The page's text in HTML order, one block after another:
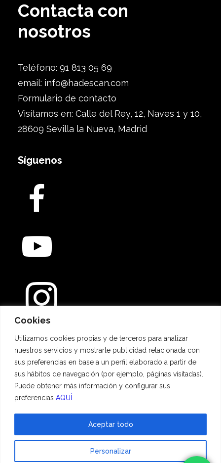
Cookies
Utilizamos cookies propias y de terceros para analizar
nuestros servicios y mostrarle publicidad relacionada con
sus preferencias en base a un perfil elaborado a partir de
sus hábitos de navegación (por ejemplo, páginas visitadas).
Puede obtener más información y configurar sus
preferencias AQUÍ
Personalizar
Aceptar todo
Contacta con
nosotros
Teléfono: 91 813 05 69
email: info@hadescan.com
Formulario de contacto
Visítamos en: Calle del Rey, 12, Naves 1 y 10,
28609 Sevilla la Nueva, Madrid
Síguenos
Métodos de pago
© 2023 Hadescan All rights reserved ·Aviso Legal
Política de cookies| Powered bybinary